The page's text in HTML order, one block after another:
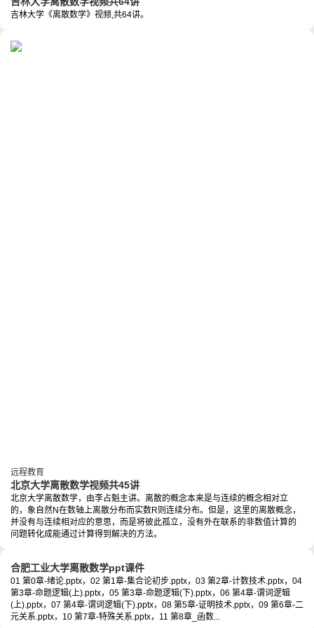
吉林大学《离散数学》视频,共64讲。
远程教育
北京大学离散数学视频共45讲
北京大学离散数学，由李占魁主讲。离散的概念本来是与连续的概念相对立
的，象自然N在数轴上离散分布而实数R则连续分布。但是，这里的离散概念，
并没有与连续相对应的意思，而是将彼此孤立，没有外在联系的非数值计算的
问题转化成能通过计算得到解决的方法。
合肥工业大学离散数学ppt课件
01 第0章-绪论.pptx，02 第1章-集合论初步.pptx，03 第2章-计数技术.pptx，04
第3章-命题逻辑(上).pptx，05 第3章-命题逻辑(下).pptx，06 第4章-谓词逻辑
(上).pptx，07 第4章-谓词逻辑(下).pptx，08 第5章-证明技术.pptx，09 第6章-二
元关系.pptx，10 第7章-特殊关系.pptx，11 第8章_函数...